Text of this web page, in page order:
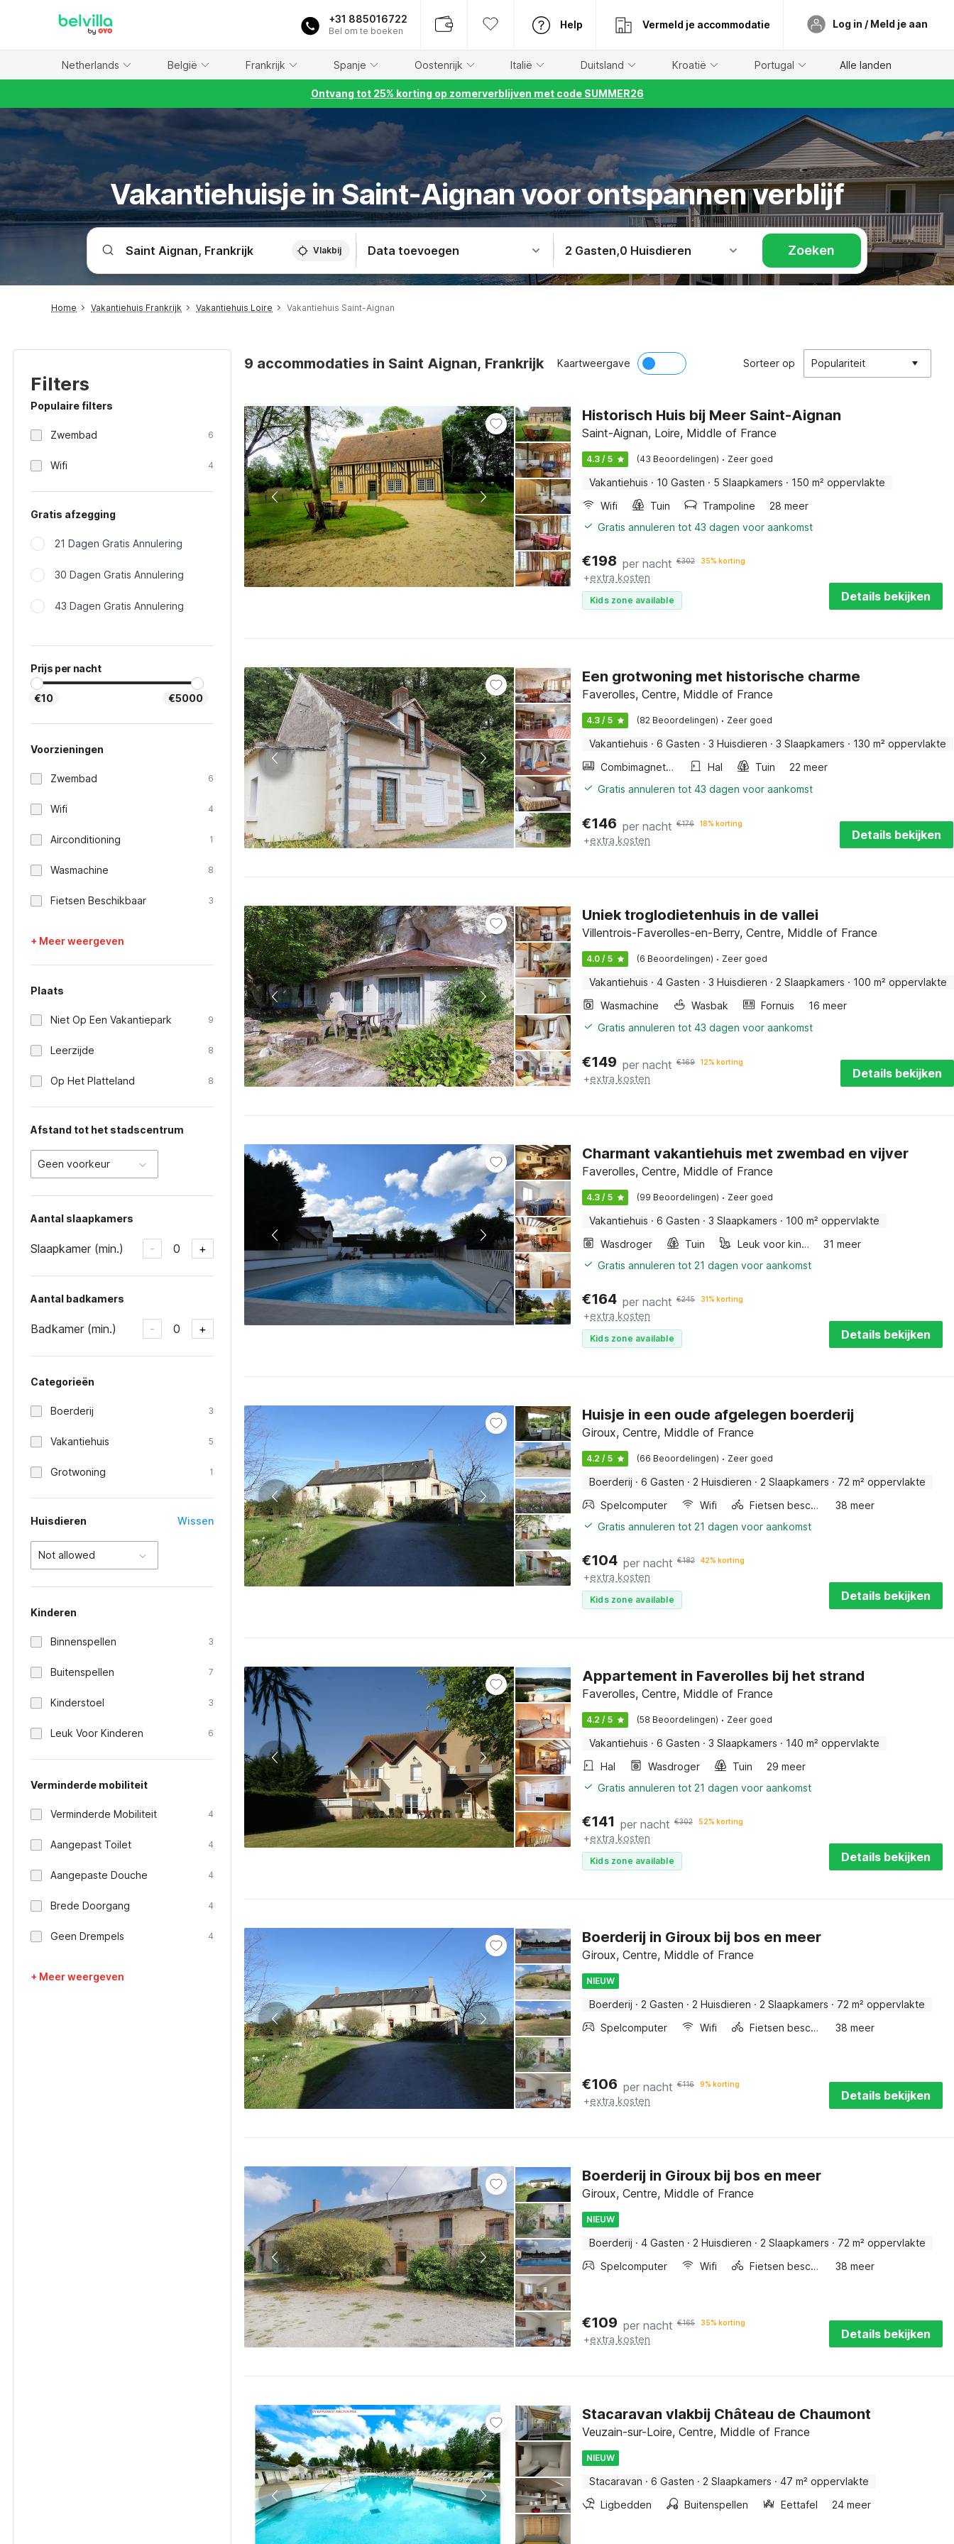
+31 885016722
Bel om te boeken
Help Vermeld je accommodatie Log in / Meld je aan
Netherlands België Frankrijk Spanje Oostenrijk Italië Duitsland Kroatië Portugal Alle landen
Ontvang tot 25% korting op zomerverblijven met code SUMMER26
Vakantiehuisje in Saint-Aignan voor ontspannen verblijf
Vlakbij Data toevoegen 2 Gasten,0 Huisdieren Zoeken
Home Vakantiehuis Frankrijk Vakantiehuis Loire Vakantiehuis Saint-Aignan
Filters
Populaire filters
Zwembad 6
Wifi 4
Gratis afzegging
21 Dagen Gratis Annulering
30 Dagen Gratis Annulering
43 Dagen Gratis Annulering
Prijs per nacht
€10 €5000
Voorzieningen
Zwembad 6
Wifi 4
Airconditioning 1
Wasmachine 8
Fietsen Beschikbaar 3
+ Meer weergeven
Plaats
Niet Op Een Vakantiepark 9
Leerzijde 8
Op Het Platteland 8
Afstand tot het stadscentrum
Geen voorkeur
Aantal slaapkamers
Slaapkamer (min.) - 0 +
Aantal badkamers
Badkamer (min.) - 0 +
Categorieën
Boerderij 3
Vakantiehuis 5
Grotwoning 1
Huisdieren Wissen
Not allowed
Kinderen
Binnenspellen 3
Buitenspellen 7
Kinderstoel 3
Leuk Voor Kinderen 6
Verminderde mobiliteit
Verminderde Mobiliteit 4
Aangepast Toilet 4
Aangepaste Douche 4
Brede Doorgang 4
Geen Drempels 4
+ Meer weergeven
9 accommodaties in Saint Aignan, Frankrijk Kaartweergave Sorteer op Populariteit
Historisch Huis bij Meer Saint-Aignan
Saint-Aignan, Loire, Middle of France
4.3 / 5 (43 Beoordelingen) · Zeer goed
Vakantiehuis · 10 Gasten · 5 Slaapkamers · 150 m² oppervlakte
Wifi
Tuin Trampoline
28 meer
Gratis annuleren tot 43 dagen voor aankomst
€198 per nacht €302 35% korting
+extra kosten
Kids zone available Details bekijken
Een grotwoning met historische charme
Faverolles, Centre, Middle of France
4.3 / 5 (82 Beoordelingen) · Zeer goed
Vakantiehuis · 6 Gasten · 3 Huisdieren · 3 Slaapkamers · 130 m² oppervlakte
Combimagnetron
Hal Tuin
22 meer
Gratis annuleren tot 43 dagen voor aankomst
€146 per nacht €176 18% korting
+extra kosten Details bekijken
Uniek troglodietenhuis in de vallei
Villentrois-Faverolles-en-Berry, Centre, Middle of France
4.0 / 5 (6 Beoordelingen) · Zeer goed
Vakantiehuis · 4 Gasten · 3 Huisdieren · 2 Slaapkamers · 100 m² oppervlakte
Wasmachine
Wasbak Fornuis
16 meer
Gratis annuleren tot 43 dagen voor aankomst
€149 per nacht €169 12% korting
+extra kosten Details bekijken
Charmant vakantiehuis met zwembad en vijver
Faverolles, Centre, Middle of France
4.3 / 5 (99 Beoordelingen) · Zeer goed
Vakantiehuis · 6 Gasten · 3 Slaapkamers · 100 m² oppervlakte
Wasdroger
Tuin Leuk voor kinderen
31 meer
Gratis annuleren tot 21 dagen voor aankomst
€164 per nacht €245 31% korting
+extra kosten
Kids zone available Details bekijken
Huisje in een oude afgelegen boerderij
Giroux, Centre, Middle of France
4.2 / 5 (66 Beoordelingen) · Zeer goed
Boerderij · 6 Gasten · 2 Huisdieren · 2 Slaapkamers · 72 m² oppervlakte
Spelcomputer
Wifi Fietsen beschikbaar
38 meer
Gratis annuleren tot 21 dagen voor aankomst
€104 per nacht €182 42% korting
+extra kosten
Kids zone available Details bekijken
Appartement in Faverolles bij het strand
Faverolles, Centre, Middle of France
4.2 / 5 (58 Beoordelingen) · Zeer goed
Vakantiehuis · 6 Gasten · 3 Slaapkamers · 140 m² oppervlakte
Hal
Wasdroger Tuin
29 meer
Gratis annuleren tot 21 dagen voor aankomst
€141 per nacht €302 52% korting
+extra kosten
Kids zone available Details bekijken
Boerderij in Giroux bij bos en meer
Giroux, Centre, Middle of France
NIEUW
Boerderij · 2 Gasten · 2 Huisdieren · 2 Slaapkamers · 72 m² oppervlakte
Spelcomputer
Wifi Fietsen beschikbaar 38 meer
€106 per nacht €116 9% korting
+extra kosten Details bekijken
Boerderij in Giroux bij bos en meer
Giroux, Centre, Middle of France
NIEUW
Boerderij · 4 Gasten · 2 Huisdieren · 2 Slaapkamers · 72 m² oppervlakte
Spelcomputer
Wifi Fietsen beschikbaar 38 meer
€109 per nacht €165 35% korting
+extra kosten Details bekijken
Stacaravan vlakbij Château de Chaumont
Veuzain-sur-Loire, Centre, Middle of France
NIEUW
Stacaravan · 6 Gasten · 2 Slaapkamers · 47 m² oppervlakte
Ligbedden
Buitenspellen Eettafel 24 meer